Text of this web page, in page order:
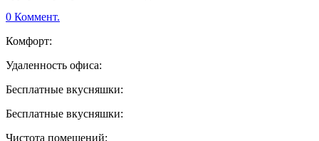
0 Коммент.
Комфорт:
Удаленность офиса:
Бесплатные вкусняшки:
Бесплатные вкусняшки:
Чистота помещений: